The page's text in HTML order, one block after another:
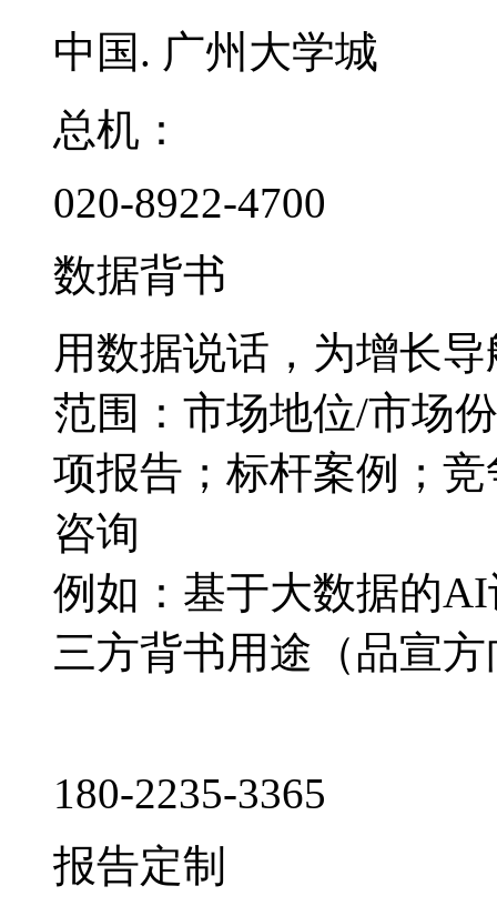
中国. 广州大学城
总机：
020-8922-4700
数据背书
用数据说话，为增长导
范围：市场地位/市场
项报告；标杆案例；
咨询
例如：基于大数据的
三方背书用途（品宣
180-2235-3365
报告定制